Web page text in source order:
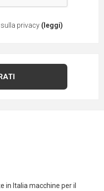
privacy (leggi)
in Italia macchine per il